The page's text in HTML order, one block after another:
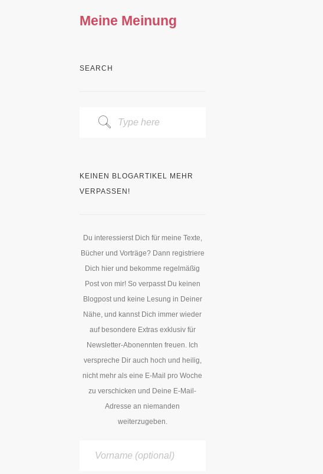
Meine Meinung
SEARCH
KEINEN BLOGARTIKEL MEHR
VERPASSEN!
Du interessierst Dich für meine Texte,
Bücher und Vorträge? Dann registriere
Dich hier und bekomme regelmäßig
Post von mir! So verpasst Du keinen
Blogpost und keine Lesung in Deiner
Nähe, und kannst Dich immer wieder
auf besondere Extras exklusiv für
Newsletter-Abonennten freuen. Ich
verspreche Dir auch hoch und heilig,
nicht mehr als eine E-Mail pro Woche
zu verschicken und Deine E-Mail-
Adresse an niemanden
weiterzugeben.